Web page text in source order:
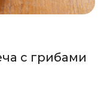
с грибами